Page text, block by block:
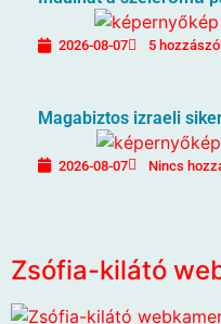
2026-08-07 5
Magabiztos izraeli
2026-08-07 Nincs
Zsófia-kilátó